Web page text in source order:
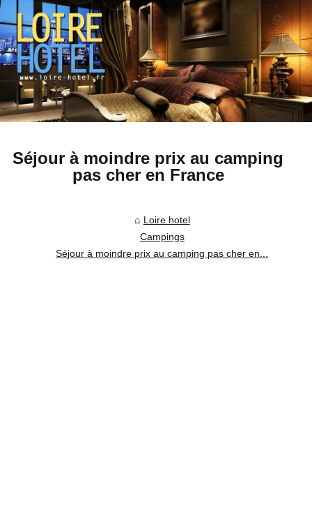
Séjour à moindre prix au camping
pas cher en France
Loire hotel
Campings
Séjour à moindre prix au camping pas cher en...